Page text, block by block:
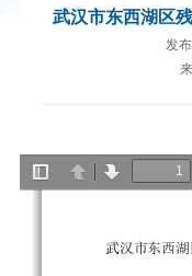
武汉市东西湖区
发